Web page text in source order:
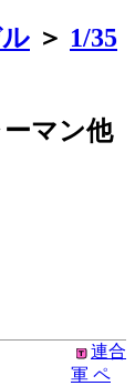
＞ 1/35
マン他
連合
軍 ペ